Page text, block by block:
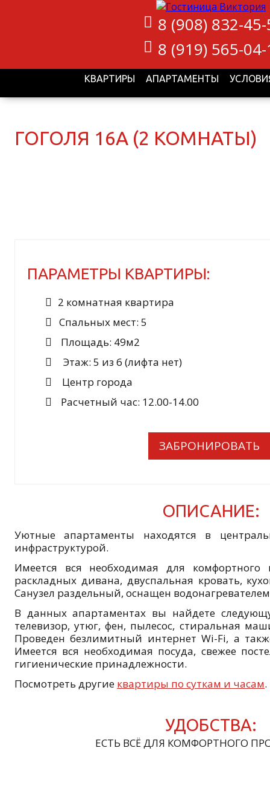
8 (908) 832-
8 (919) 565-
КВАРТИРЫ АПАРТАМЕНТЫ
ГОГОЛЯ 16А (2 КОМНАТЫ)
ПАРАМЕТРЫ КВАРТИРЫ:
2 комнатная квартира
Спальных мест: 5
Площадь: 49м2
Этаж: 5 из 6 (лифта нет)
Центр города
Расчетный час: 12.00-14.00
ЗАБРОНИРОВАТЬ
ОПИСАНИЕ:
Уютные апартаменты находятся в
инфраструктурой.
Имеется вся необходимая для
раскладных дивана, двуспальная кровать,
Санузел раздельный, оснащен
В данных апартаментах вы найдете
телевизор, утюг, фен, пылесос, стиральная
Проведен безлимитный интернет Wi-Fi, а
Имеется вся необходимая посуда, свежее
гигиенические принадлежности.
Посмотреть другие квартиры по суткам и часам.
УДОБСТВА:
ЕСТЬ ВСЁ ДЛЯ КОМФОРТНОГО